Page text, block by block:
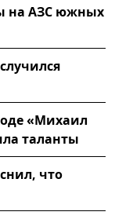
на АЗС южных
«Михаил
таланты
что